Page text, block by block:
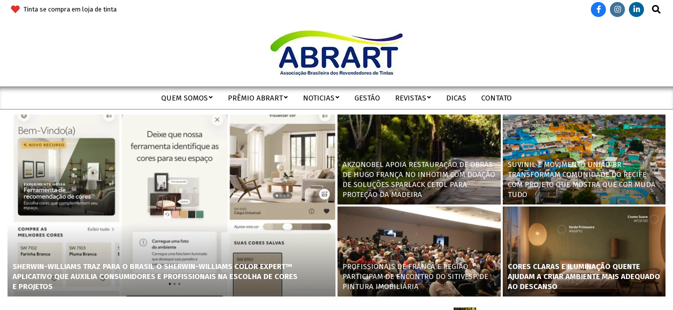
Skip
Tinta se compra em loja de tinta
Search
ABRART
Secondary
Navigation
Menu
QUEM SOMOS PRÊMIO ABRART NOTICIAS GESTÃO REVISTAS DICAS CONTATO
SHERWIN-WILLIAMS TRAZ PARA O BRASIL O SHERWIN-WILLIAMS COLOR EXPERT™
APLICATIVO QUE AUXILIA CONSUMIDORES E PROFISSIONAIS NA ESCOLHA DE CORES
E PROJETOS
AKZONOBEL APOIA RESTAURAÇÃO DE OBRAS
DE HUGO FRANÇA NO INHOTIM COM DOAÇÃO
DE SOLUÇÕES SPARLACK CETOL PARA
PROTEÇÃO DA MADEIRA
SUVINIL E MOVIMENTO UNIÃO BR
TRANSFORMAM COMUNIDADE DO RECIFE
COM PROJETO QUE MOSTRA QUE COR MUDA
TUDO
PROFISSIONAIS DE FRANCA E REGIÃO
PARTICIPAM DE ENCONTRO DO SITIVESP DE
PINTURA IMOBILIÁRIA
CORES CLARAS E ILUMINAÇÃO QUENTE
AJUDAM A CRIAR AMBIENTE MAIS ADEQUADO
AO DESCANSO